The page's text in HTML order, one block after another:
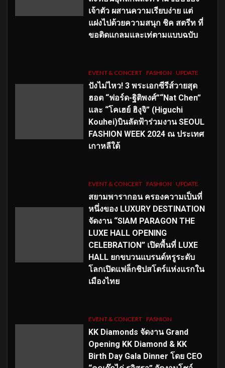
เจ้าตัว ผสานความเรียบง่าย แต่
แฝงไปด้วยความสนุก ชิค สตรีท ที่
ขอติดแกลมและเท่ตามแบบฉบับ
EVENT & CONCERT FASHION UPDATE
ปังไม่ไหว! 3 พระเอกซีรีส์วายสุด
ฮอต “ฟอร์ด-ฐิติพงศ์”“Nat Chen”
และ “โคเฮย์ ฮิงุจิ” (Higuchi
Kouhei)บินลัดฟ้าร่วมงาน SEOUL
FASHION WEEK 2024 ณ ประเทศ
เกาหลีใต้
EVENT & CONCERT FASHION UPDATE
สยามพารากอน ครองความเป็นที่
หนึ่งของ LUXURY DESTINATION
จัดงาน “SIAM PARAGON THE
LUXE HALL OPENING
CELEBRATION” เปิดพื้นที่ LUXE
HALL ยกขบวนแบรนด์หรูระดับ
โลกเปิดแฟล็กชิปสโตร์แห่งแรกใน
เมืองไทย
EVENT & CONCERT FASHION
KK Diamonds จัดงาน Grand
Opening KK Diamond & KK
Birth Day Gala Dinner โดย CEO